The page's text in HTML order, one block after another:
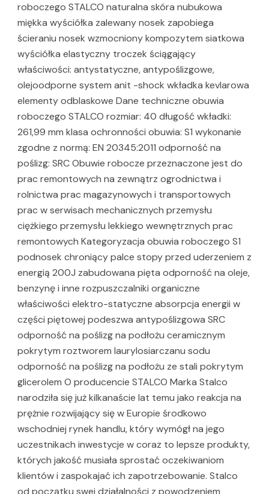
roboczego STALCO naturalna skóra nubukowa
miękka wyściółka zalewany nosek zapobiega
ścieraniu nosek wzmocniony kompozytem siatkowa
wyściółka elastyczny troczek ściągający
właściwości: antystatyczne, antypoślizgowe,
olejoodporne system anit -shock wkładka kevlarowa
elementy odblaskowe Dane techniczne obuwia
roboczego STALCO rozmiar: 40 długość wkładki:
261,99 mm klasa ochronności obuwia: S1 wykonanie
zgodne z normą: EN 20345:2011 odporność na
poślizg: SRC Obuwie robocze przeznaczone jest do
prac remontowych na zewnątrz ogrodnictwa i
rolnictwa prac magazynowych i transportowych
prac w serwisach mechanicznych przemysłu
ciężkiego przemysłu lekkiego wewnętrznych prac
remontowych Kategoryzacja obuwia roboczego S1
podnosek chroniący palce stopy przed uderzeniem z
energią 200J zabudowana pięta odporność na oleje,
benzynę i inne rozpuszczalniki organiczne
właściwości elektro-statyczne absorpcja energii w
części piętowej podeszwa antypoślizgowa SRC
odporność na poślizg na podłożu ceramicznym
pokrytym roztworem laurylosiarczanu sodu
odporność na poślizg na podłożu ze stali pokrytym
glicerolem O producencie STALCO Marka Stalco
narodziła się już kilkanaście lat temu jako reakcja na
prężnie rozwijający się w Europie środkowo
wschodniej rynek handlu, który wymógł na jego
uczestnikach inwestycje w coraz to lepsze produkty,
których jakość musiała sprostać oczekiwaniom
klientów i zaspokajać ich zapotrzebowanie. Stalco